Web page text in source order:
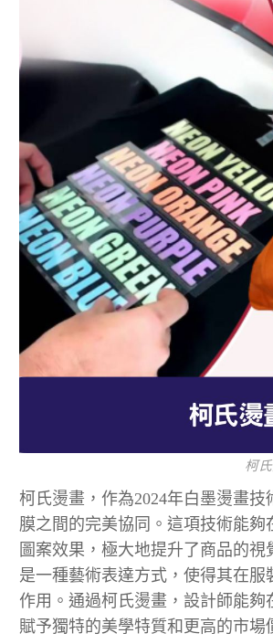
柯
柯氏燙畫，作為2024年白墨燙畫
膜之間的完美協同。這項技術能
圖案效果，極大地提升了商品的
是一種藝術表達方式，使得其在
作用。通過柯氏燙畫，設計師能
賦予獨特的美學特質和更高的市場